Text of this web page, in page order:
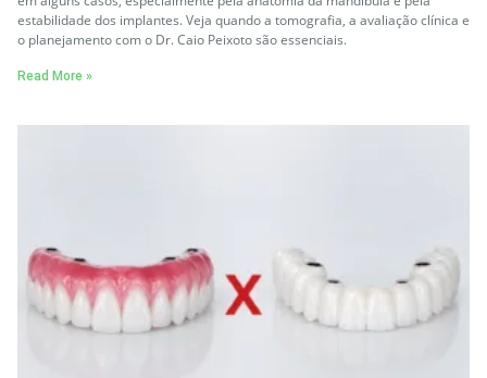
estabilidade dos implantes. Veja quando a tomografia, a avaliação clínica e
o planejamento com o Dr. Caio Peixoto são essenciais.
Read More »